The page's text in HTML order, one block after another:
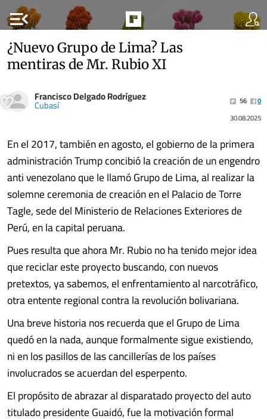
menu_open
¿Nuevo Grupo de Lima? Las
mentiras de Mr. Rubio XI
Francisco Delgado Rodríguez
Cubasí 56
0
30.08.2025
En el 2017, también en agosto, el gobierno de la primera
administración Trump concibió la creación de un engendro
anti venezolano que le llamó Grupo de Lima, al realizar la
solemne ceremonia de creación en el Palacio de Torre
Tagle, sede del Ministerio de Relaciones Exteriores de
Perú, en la capital peruana.
Pues resulta que ahora Mr. Rubio no ha tenido mejor idea
que reciclar este proyecto buscando, con nuevos
pretextos, ya sabemos, el enfrentamiento al narcotráfico,
otra entente regional contra la revolución bolivariana.
Una breve historia nos recuerda que el Grupo de Lima
quedó en la nada, aunque formalmente sigue existiendo,
ni en los pasillos de las cancillerías de los países
involucrados se acuerdan del esperpento.
El propósito de abrazar al disparatado proyecto del auto
titulado presidente Guaidó, fue la motivación formal